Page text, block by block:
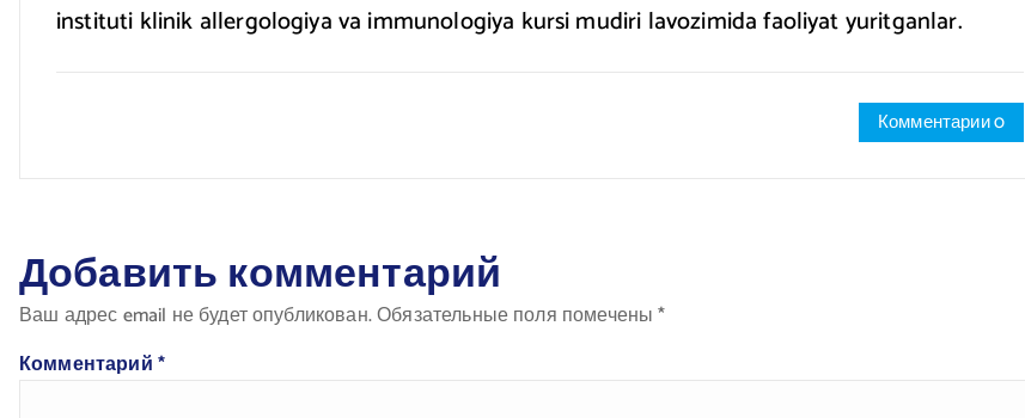
instituti klinik allergologiya va immunologiya kursi mudiri lavozimida faoliyat yuritganlar.
Комментарии 0
Добавить комментарий
Ваш адрес email не будет опубликован.Обязательные поля помечены*
Комментарий*